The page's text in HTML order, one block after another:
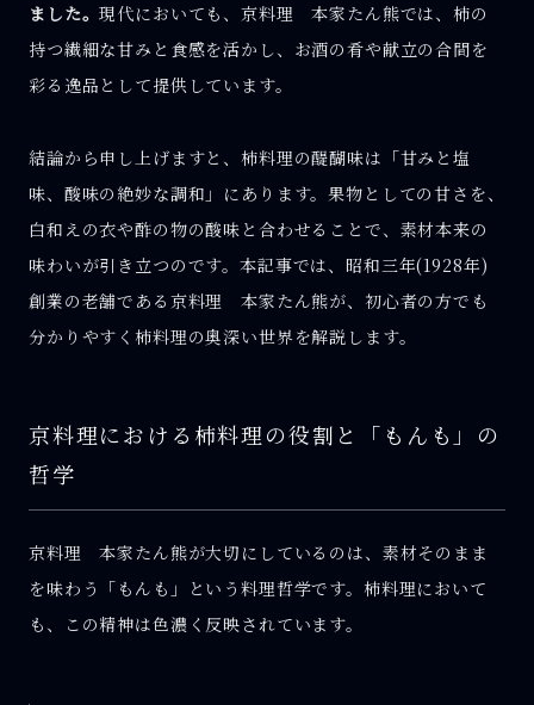
ました。現代においても、京料理 本家たん熊では、柿の
持つ繊細な甘みと食感を活かし、お酒の肴や献立の合間を
彩る逸品として提供しています。
結論から申し上げますと、柿料理の醍醐味は「甘みと塩
味、酸味の絶妙な調和」にあります。果物としての甘さを、
白和えの衣や酢の物の酸味と合わせることで、素材本来の
味わいが引き立つのです。本記事では、昭和三年(1928年)
創業の老舗である京料理 本家たん熊が、初心者の方でも
分かりやすく柿料理の奥深い世界を解説します。
京料理における柿料理の役割と「もんも」の
哲学
京料理 本家たん熊が大切にしているのは、素材そのまま
を味わう「もんも」という料理哲学です。柿料理において
も、この精神は色濃く反映されています。